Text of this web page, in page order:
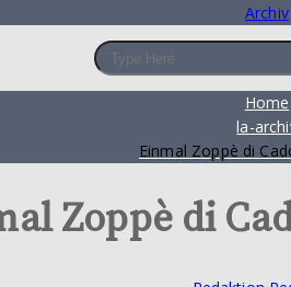
Archiv
Home
la-
Einmal Zoppè di
Zoppè di